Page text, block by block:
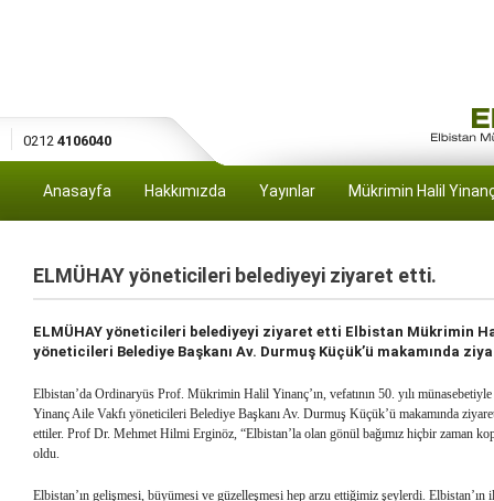
0212 4106040
Anasayfa Hakkımızda Yayınlar Mükrimin Halil
ELMÜHAY yöneticileri belediyeyi ziyaret etti.
ELMÜHAY yöneticileri belediyeyi ziyaret etti Elbistan Mükrimin
yöneticileri Belediye Başkanı Av. Durmuş Küçük’ü makamında
Elbistan’da Ordinaryüs Prof. Mükrimin Halil Yinanç’ın, vefatının 50. yılı
Yinanç Aile Vakfı yöneticileri Belediye Başkanı Av. Durmuş Küçük’ü makamında
ettiler. Prof Dr. Mehmet Hilmi Erginöz, “Elbistan’la olan gönül bağımız hiçbir zaman
oldu.
Elbistan’ın gelişmesi, büyümesi ve güzelleşmesi hep arzu ettiğimiz şeylerdi.